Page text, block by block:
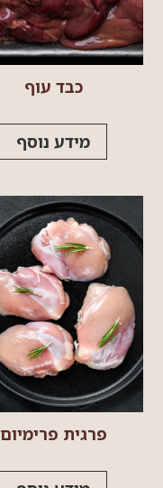
כבד עוף
מידע נוסף
פרגית פרימיום